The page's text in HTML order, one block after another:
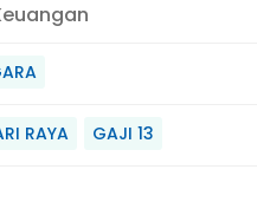
RAYA GAJI 13